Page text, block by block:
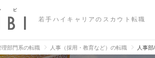
若手ハイキャリアのスカウト転職
理部門系の転職 人事（採用・教育など）の転職 人事